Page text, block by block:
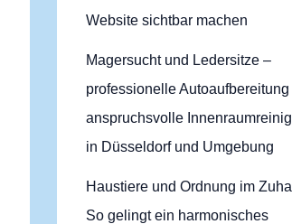
Website sichtbar machen
Magersucht und Ledersitze –
professionelle Autoaufbereitung
anspruchsvolle
in Düsseldorf und Umgebung
Haustiere und Ordnung im
So gelingt ein harmonisches